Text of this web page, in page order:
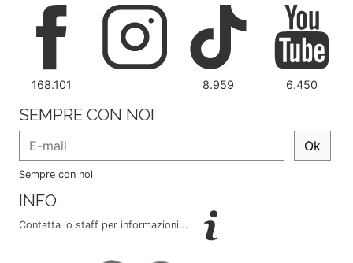
168.101 8.959 6.450
SEMPRE CON NOI
Ok
Sempre con noi
INFO
Contatta lo staff per informazioni...